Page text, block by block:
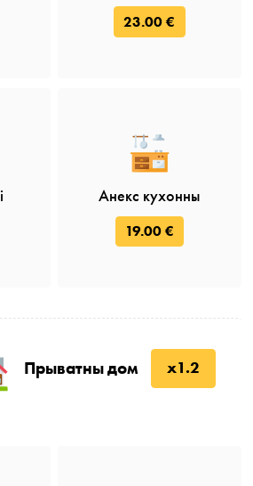
23.00 €
Анекс кухонны
19.00 €
Прыватны дом x1.2